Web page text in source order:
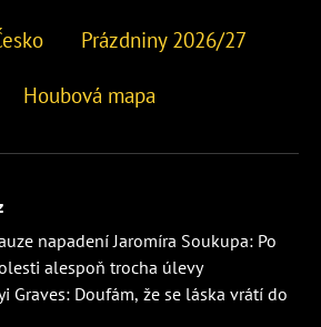
Prázdniny 2026/27
Houbová mapa
napadení Jaromíra Soukupa: Po
alespoň trocha úlevy
Graves: Doufám, že se láska vrátí do